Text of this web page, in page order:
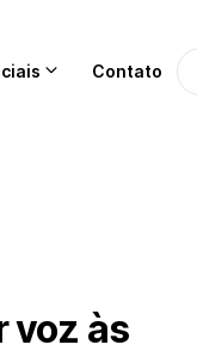
Contato
voz às